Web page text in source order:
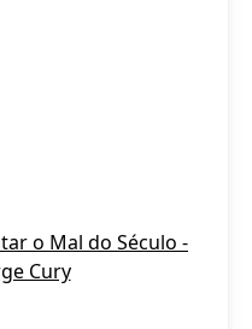
o Mal do Século -
Cury